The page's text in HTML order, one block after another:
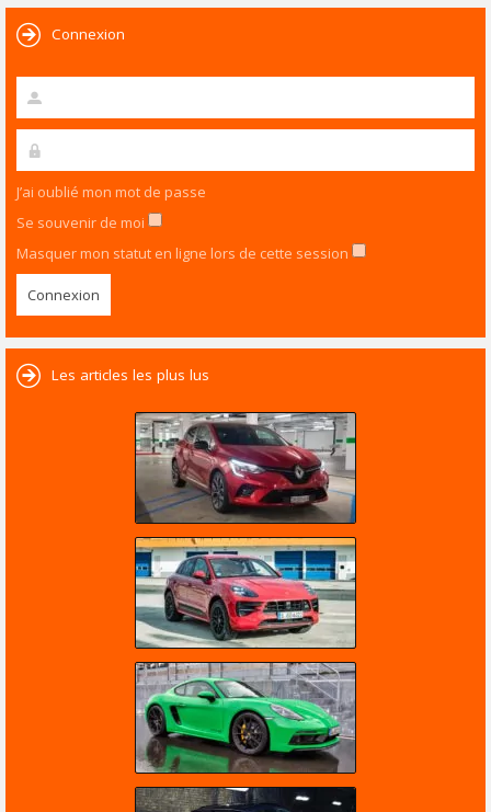
Connexion
J’ai oublié mon mot de passe
Se souvenir de moi
Masquer mon statut en ligne lors de cette session
Les articles les plus lus